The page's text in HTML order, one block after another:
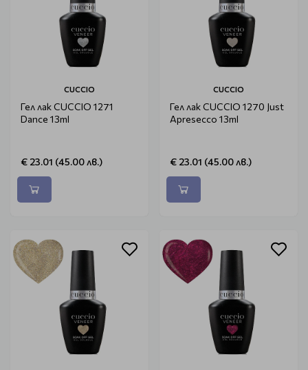
CUCCIO
Гел лак CUCCIO 1271
Dance 13ml
€ 23.01 (45.00 лв.)
CUCCIO
Гел лак CUCCIO 1270 Just
Apresecco 13ml
€ 23.01 (45.00 лв.)